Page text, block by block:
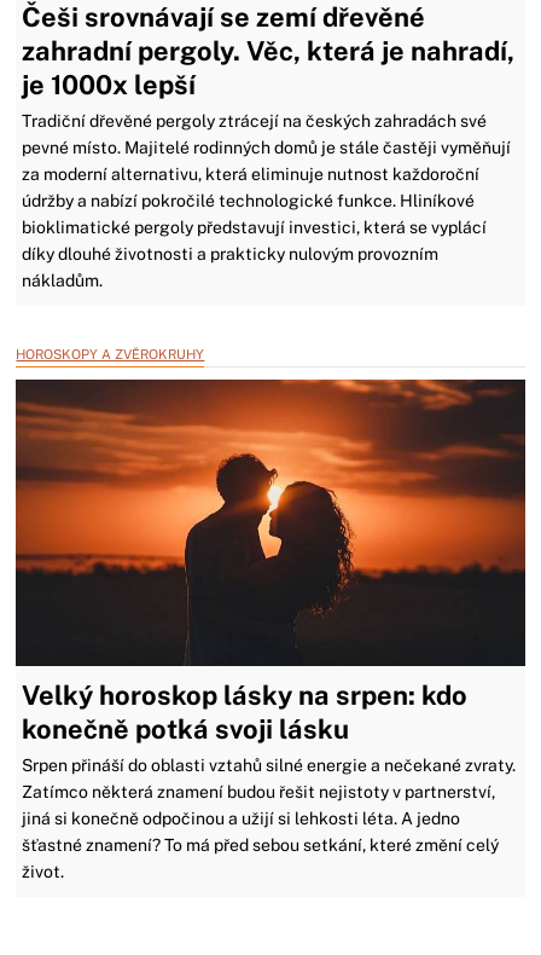
Češi srovnávají se zemí dřevěné
zahradní pergoly. Věc, která je nahradí,
je 1000x lepší
Tradiční dřevěné pergoly ztrácejí na českých zahradách své
pevné místo. Majitelé rodinných domů je stále častěji vyměňují
za moderní alternativu, která eliminuje nutnost každoroční
údržby a nabízí pokročilé technologické funkce. Hliníkové
bioklimatické pergoly představují investici, která se vyplácí
díky dlouhé životnosti a prakticky nulovým provozním
nákladům.
HOROSKOPY A ZVĚROKRUHY
Velký horoskop lásky na srpen: kdo
konečně potká svoji lásku
Srpen přináší do oblasti vztahů silné energie a nečekané zvraty.
Zatímco některá znamení budou řešit nejistoty v partnerství,
jiná si konečně odpočinou a užijí si lehkosti léta. A jedno
šťastné znamení? To má před sebou setkání, které změní celý
život.